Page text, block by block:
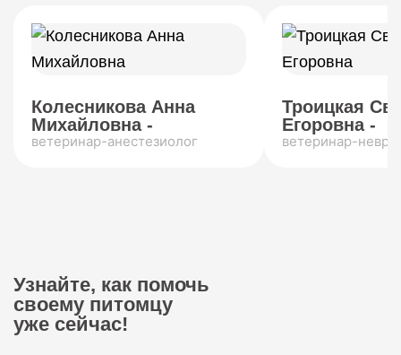
Колесникова Анна
Михайловна -
ветеринар-анестезиолог
Троицкая
Егоровна -
ветеринар-
Узнайте, как помочь
своему питомцу
уже сейчас!